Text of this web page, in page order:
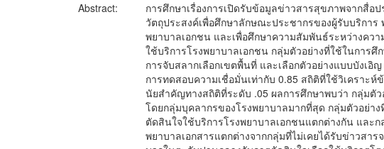
Abstract:
การศึกษาเรื่องการเปิดรับข้อมูลข่าวสารสุขภาพจากสื่อ
วัตถุประสงค์เพื่อศึกษาลักษณะประชากรของผู้รับบริกา
พยาบาลเอกชน และเพื่อศึกษาความสัมพันธ์ระหว่างคว
ใช้บริการโรงพยาบาลเอกชน กลุ่มตัวอย่างที่ใช้ในการ
การจับสลากเลือกเขตพื้นที่ และเลือกตัวอย่างแบบบังเ
การทดสอบความเชื่อมั่นเท่ากับ 0.85 สถิติที่ใช้วิเคราะ
นัยสำคัญทางสถิติที่ระดับ .05 ผลการศึกษาพบว่า กลุ่มตั
โดยกลุ่มบุคลากรของโรงพยาบาลมากที่สุด กลุ่มตัวอย่า
ตัดสินใจใช้บริการโรงพยาบาลเอกชนแตกต่างกัน และ
พยาบาลเอกสารแตกต่างจากกลุ่มที่ไม่เคยได้รับข่าวส